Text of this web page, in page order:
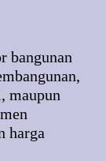
bangunan
maupun
harga